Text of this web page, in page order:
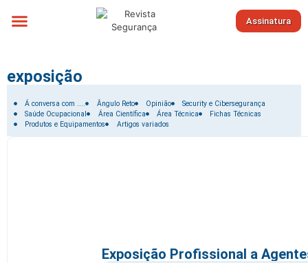
Assinatura
exposição
Filtrar por:
Á conversa com .... Ângulo Reto Opinião
Security e Cibersegurança
Saúde Ocupacional
Área Científica Área Técnica
Fichas Técnicas
Produtos e Equipamentos
Artigos variados
Exposição Profissional a